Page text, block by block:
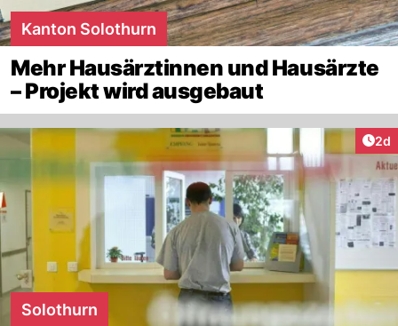
Kanton Solothurn
Mehr Hausärztinnen und Hausärzte
– Projekt wird ausgebaut
2d
Solothurn